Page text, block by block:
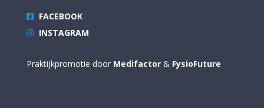
FACEBOOK
INSTAGRAM
Praktijkpromotie door Medifactor& FysioFuture